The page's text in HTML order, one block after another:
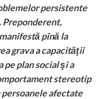
persistente
Preponderent,
pînă la
grava a capacităţii
plan social şi a
stereotip
afectate